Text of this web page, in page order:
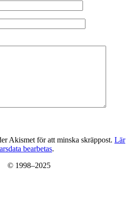
Akismet för att minska skräppost. Lär
bearbetas.
© 1998–2025